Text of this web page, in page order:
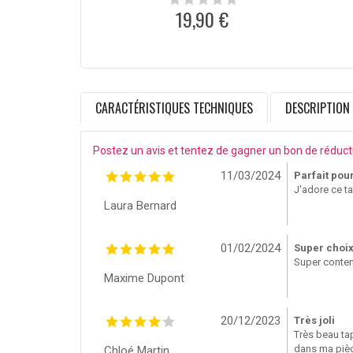
19,90 €
CARACTÉRISTIQUES TECHNIQUES DESCRIPTION
Postez un avis et tentez de gagner un bon de
11/03/2024
Laura Bernard
Parfait
J'adore ce
01/02/2024
Maxime Dupont
Super choix
Super
20/12/2023
Très joli
Très beau
dans ma